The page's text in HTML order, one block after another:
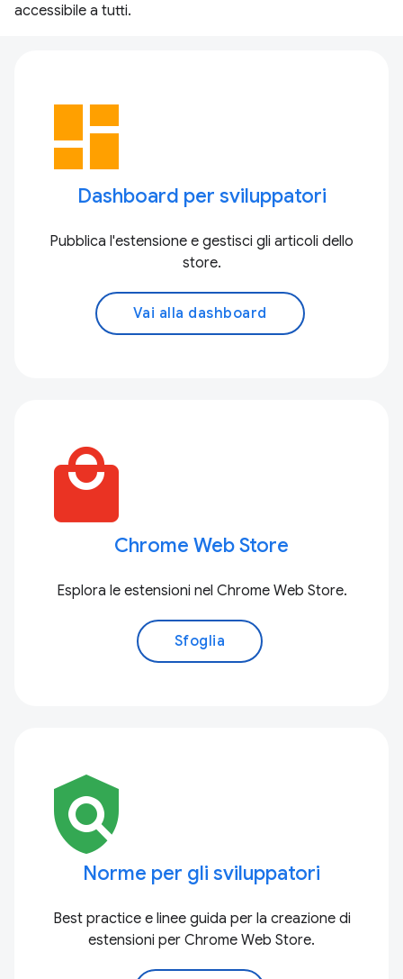
accessibile a tutti.
dashboard
Dashboard per sviluppatori
Pubblica l'estensione e gestisci gli articoli dello
store.
Vai alla dashboard
local_mall
Chrome Web Store
Esplora le estensioni nel Chrome Web Store.
Sfoglia
policy
Norme per gli sviluppatori
Best practice e linee guida per la creazione di
estensioni per Chrome Web Store.